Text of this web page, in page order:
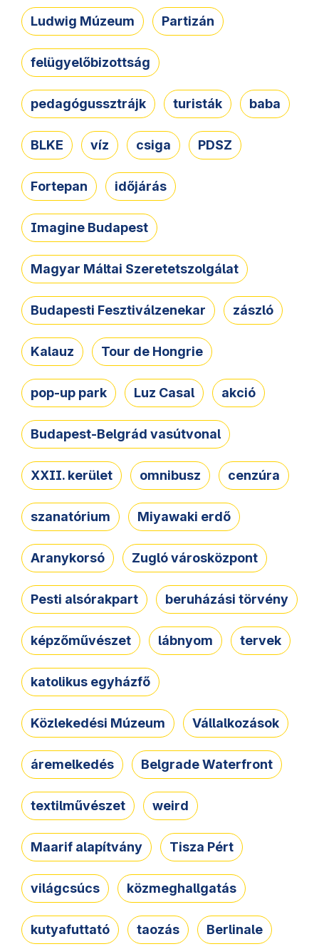
Ludwig Múzeum Partizán
felügyelőbizottság
pedagógussztrájk turisták baba
BLKE víz csiga PDSZ
Fortepan időjárás
Imagine Budapest
Magyar Máltai Szeretetszolgálat
Budapesti Fesztiválzenekar zászló
Kalauz Tour de Hongrie
pop-up park Luz Casal akció
Budapest-Belgrád vasútvonal
XXII. kerület omnibusz cenzúra
szanatórium Miyawaki erdő
Aranykorsó Zugló városközpont
Pesti alsórakpart beruházási törvény
képzőművészet lábnyom tervek
katolikus egyházfő
Közlekedési Múzeum Vállalkozások
áremelkedés Belgrade Waterfront
textilművészet weird
Maarif alapítvány Tisza Pért
világcsúcs közmeghallgatás
kutyafuttató taozás Berlinale